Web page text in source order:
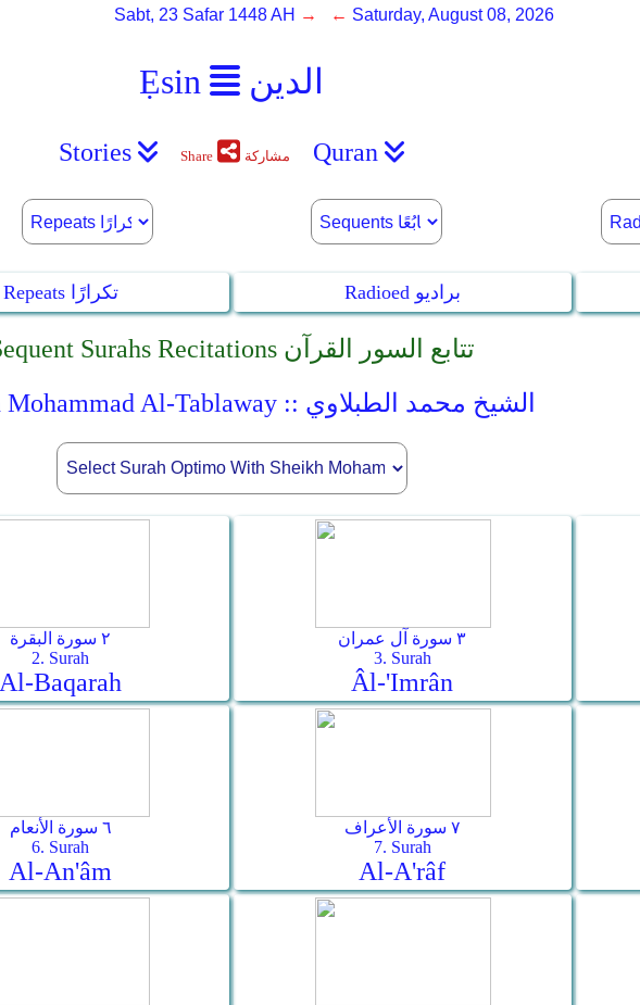
Ẹsin الدين
Sabt, 23 Safar 1448 AH → ← Saturday, August 08, 2026
Stories Share مشاركة Quran
Repeats تكرارًا Radioed براديو
Sequent Surahs Recitations تتابع السور القرآن
Sheikh Mohammad Al-Tablaway :: الشيخ محمد الطبلاوي
٢ سورة البقرة
2. Surah
Al-Baqarah
٣ سورة آل عمران
3. Surah
Âl-'Imrân
٦ سورة الأنعام
6. Surah
Al-An'âm
٧ سورة الأعراف
7. Surah
Al-A'râf